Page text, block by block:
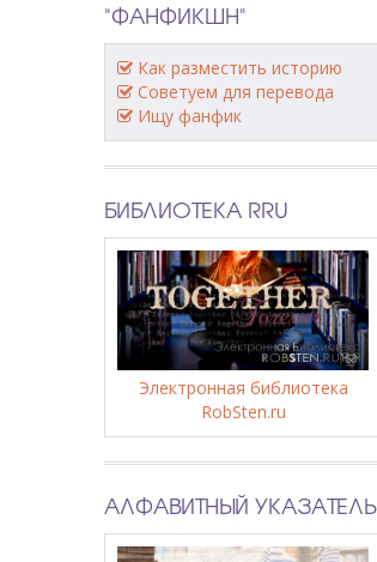
"ФАНФИКШН"
Как разместить историю
Советуем для перевода
Ищу фанфик
БИБЛИОТЕКА RRU
Электронная библиотека
RobSten.ru
АЛФАВИТНЫЙ УКАЗАТЕЛЬ